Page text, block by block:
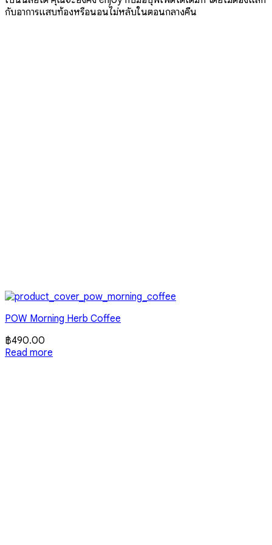
กับอาการแสบท้องหรือนอนไม่หลับในตอนกลางคืน
POW Morning Herb Coffee
฿490.00
Read more